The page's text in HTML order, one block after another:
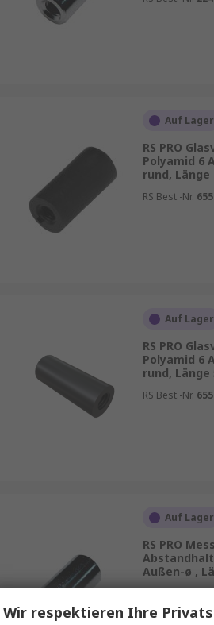
Auf Lager
RS PRO
Polyamid 6
rund, Länge
RS Best.-Nr.
Auf Lager
RS PRO
Polyamid 6
rund, Länge
RS Best.-Nr.
Auf Lager
RS PRO
Außen-ø ,
Wir respektieren Ihre